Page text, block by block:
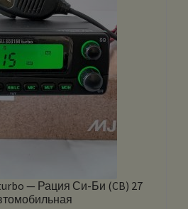
— Рация Си-Би (CB) 27